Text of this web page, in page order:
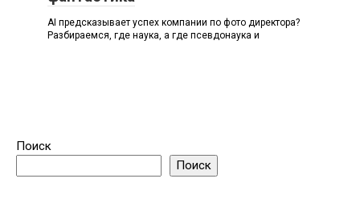
AI предсказывает успех компании по фото директора?
Разбираемся, где наука, а где псевдонаука и
Поиск
Поиск